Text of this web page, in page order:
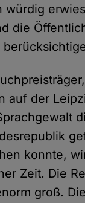
würdig
die
auf der
konnte,
Zeit. Die
groß.